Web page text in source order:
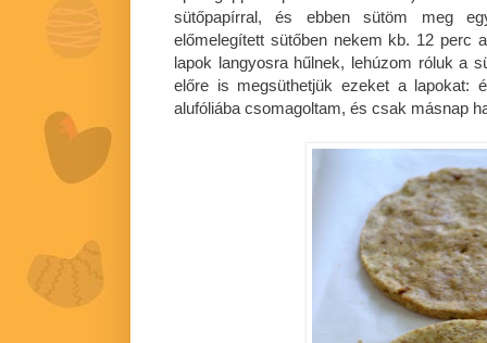
sütőpapírral, és ebben sütöm meg
előmelegített sütőben nekem kb. 12 perc
lapok langyosra hűlnek, lehúzom róluk a
előre is megsüthetjük ezeket a lapokat:
alufóliába csomagoltam, és csak másnap